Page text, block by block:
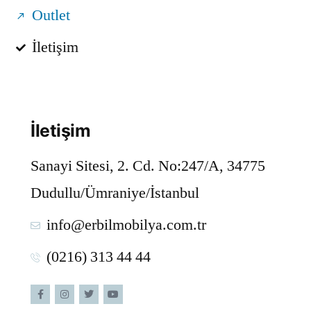
Outlet
İletişim
İletişim
Sanayi Sitesi, 2. Cd. No:247/A, 34775
Dudullu/Ümraniye/İstanbul
info@erbilmobilya.com.tr
(0216) 313 44 44